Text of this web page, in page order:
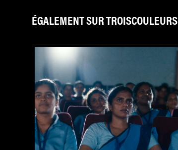
ÉGALEMENT SUR TROISCOULEURS